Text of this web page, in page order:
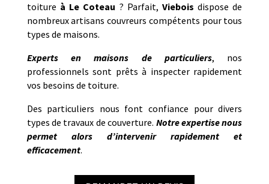
toiture à Le Coteau ? Parfait, Viebois dispose de
nombreux artisans couvreurs compétents pour tous
types de maisons.
Experts en maisons de particuliers, nos
professionnels sont prêts à inspecter rapidement
vos besoins de toiture.
Des particuliers nous font confiance pour divers
types de travaux de couverture. Notreexpertise nous
permet alors d’intervenir rapidement et
efficacement.